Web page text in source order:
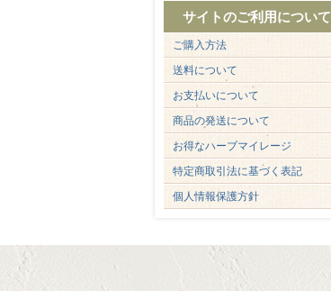
忙しい現代人に
立ち仕事に
春のハーブ
夏のハーブ
秋のハーブ
冬のハーブ
記憶
その他メディカル
心臓の健康維持に
腎臓の健康維持に
脳の健康維持に
胃腸の健康維持に
目の健康維持に
膀胱の健康維持
口の健康維持に
耳の健康維持に
皮膚の健康維持に
被毛の健康維持に
ごほうびに
アルファルファ
イエロードック
イチョウ
エキナシア
エルダー
オリーブリーフ
ガーリック
カイエンヌ
カモミール
クランベリー
クロフサスグリ
アルファルファ
イエロードック
イチョウ
ウィッチヘーゼル
エキナシア
オート麦
オオバコ
大麦若葉
オリーブリーフ
オレンジオイル
カウチグラス
サイトのご利用について
ご購入方法
送料について
お支払いについて
商品の発送について
お得なハーブマイレージ
特定商取引法に基づく表記
個人情報保護方針